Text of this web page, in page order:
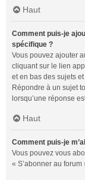
Haut
Comment puis-je
spécifique ?
Vous pouvez ajouter
cliquant sur le lien
et en bas des sujets
Répondre à un sujet
lorsqu’une réponse
Haut
Comment puis-je
Vous pouvez vous
« S’abonner au